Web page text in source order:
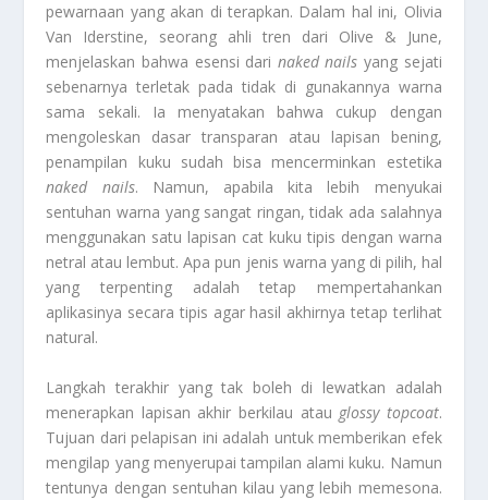
pewarnaan yang akan di terapkan. Dalam hal ini, Olivia
Van Iderstine, seorang ahli tren dari Olive & June,
menjelaskan bahwa esensi dari naked nails yang sejati
sebenarnya terletak pada tidak di gunakannya warna
sama sekali. Ia menyatakan bahwa cukup dengan
mengoleskan dasar transparan atau lapisan bening,
penampilan kuku sudah bisa mencerminkan estetika
naked nails. Namun, apabila kita lebih menyukai
sentuhan warna yang sangat ringan, tidak ada salahnya
menggunakan satu lapisan cat kuku tipis dengan warna
netral atau lembut. Apa pun jenis warna yang di pilih, hal
yang terpenting adalah tetap mempertahankan
aplikasinya secara tipis agar hasil akhirnya tetap terlihat
natural.
Langkah terakhir yang tak boleh di lewatkan adalah
menerapkan lapisan akhir berkilau atau glossy topcoat.
Tujuan dari pelapisan ini adalah untuk memberikan efek
mengilap yang menyerupai tampilan alami kuku. Namun
tentunya dengan sentuhan kilau yang lebih memesona.